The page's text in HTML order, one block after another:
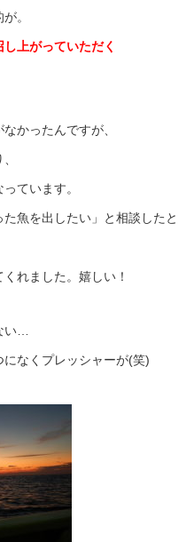
。
上がっていただく
かったんですが、
ています。
魚を出したい」と相談したと
れました。嬉しい！
い…
なくプレッシャーが(笑)